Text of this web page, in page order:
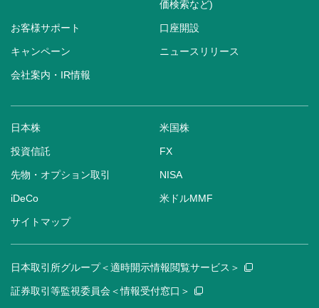
価検索など)
お客様サポート 口座開設
キャンペーン ニュースリリース
会社案内・IR情報
日本株 米国株
投資信託 FX
先物・オプション取引 NISA
iDeCo 米ドルMMF
サイトマップ
日本取引所グループ＜適時開示情報閲覧サービス＞
証券取引等監視委員会＜情報受付窓口＞